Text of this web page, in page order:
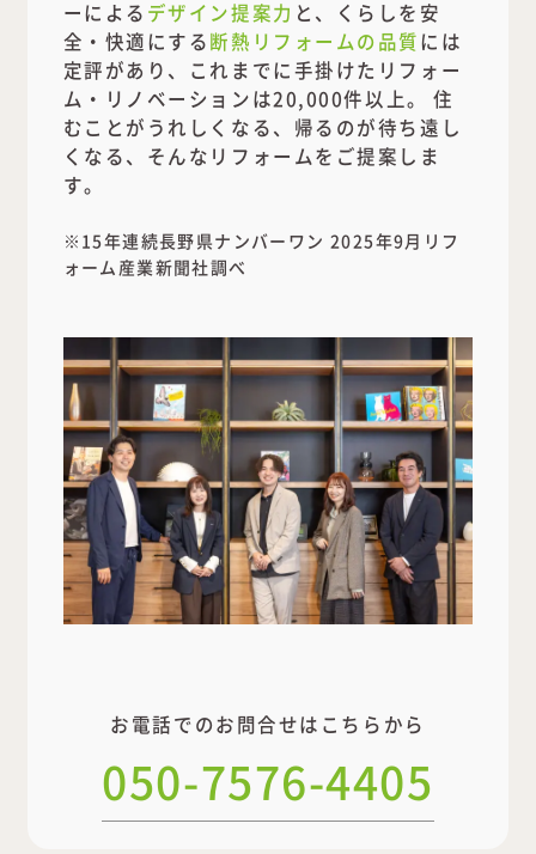
ーによる デザイン提案力 と、くらしを安
全・快適にする断熱リフォームの品質には
定評があり、これまでに手掛けたリフォー
ム・リノベーションは20,000件以上。 住
むことがうれしくなる、帰るのが待ち遠し
くなる、そんなリフォームをご提案しま
す。
※15年連続長野県ナンバーワン 2025年9月リフ
ォーム産業新聞社調べ
お電話でのお問合せはこちらから
050-7576-4405